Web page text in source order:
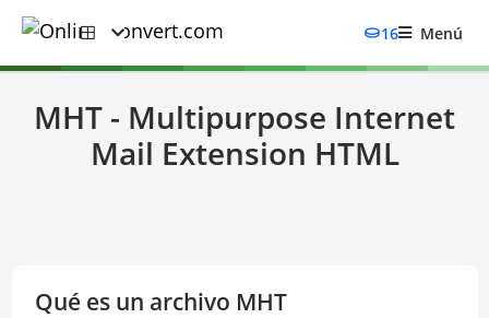
16 Menú
MHT - Multipurpose Internet
Mail Extension HTML
Qué es un archivo MHT